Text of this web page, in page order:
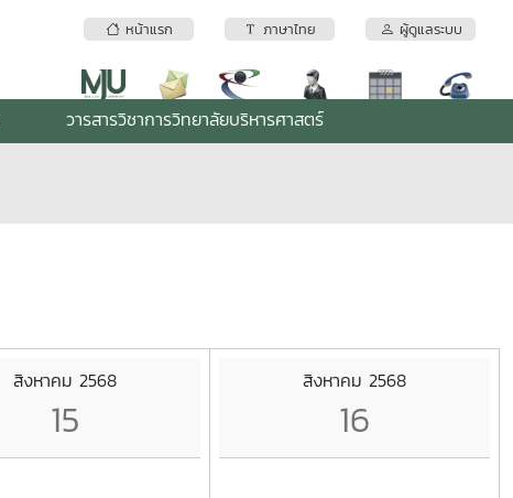
หน้าแรก ภาษาไทย ผู้ดูแลระบบ
วารสารวิชาการวิทยาลัยบริหารศาสตร์
สิงหาคม 2568
15
สิงหาคม 2568
16